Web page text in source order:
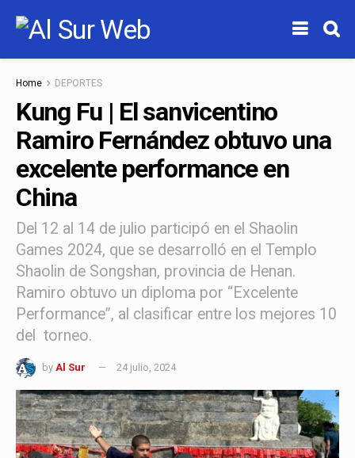
Home DEPORTES
Kung Fu | El sanvicentino
Ramiro Fernández obtuvo una
excelente performance en
China
Del 12 al 14 de julio participó en el Shaolin
Games 2024, que se desarrolló en el Templo
Shaolin de Songshan, provincia de Henan.
Ramiro obtuvo un diploma por “Excelente
Performance”, al clasificar entre los mejores 10
del torneo.
by Al Sur 24 julio, 2024